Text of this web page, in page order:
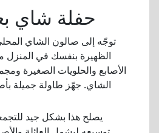
حفلة شاي
توجّه إلى صالون الشاي
الظهيرة بنفسك في
الأصابع والحلويات الصغيرة
الشاي. جهّز طاولة جميلة
يصلح هذا بشكل جيد